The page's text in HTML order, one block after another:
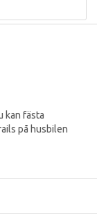
kan fästa
på husbilen